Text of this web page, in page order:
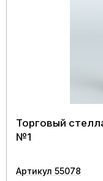
Торговый
№1
Артикул 55078